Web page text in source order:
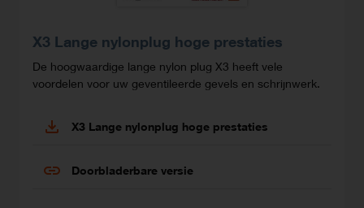
X3 Lange nylonplug hoge prestaties
De hoogwaardige lange nylon plug X3 heeft vele
voordelen voor uw geventileerde gevels en schrijnwerk.
X3 Lange nylonplug hoge prestaties
Doorbladerbare versie